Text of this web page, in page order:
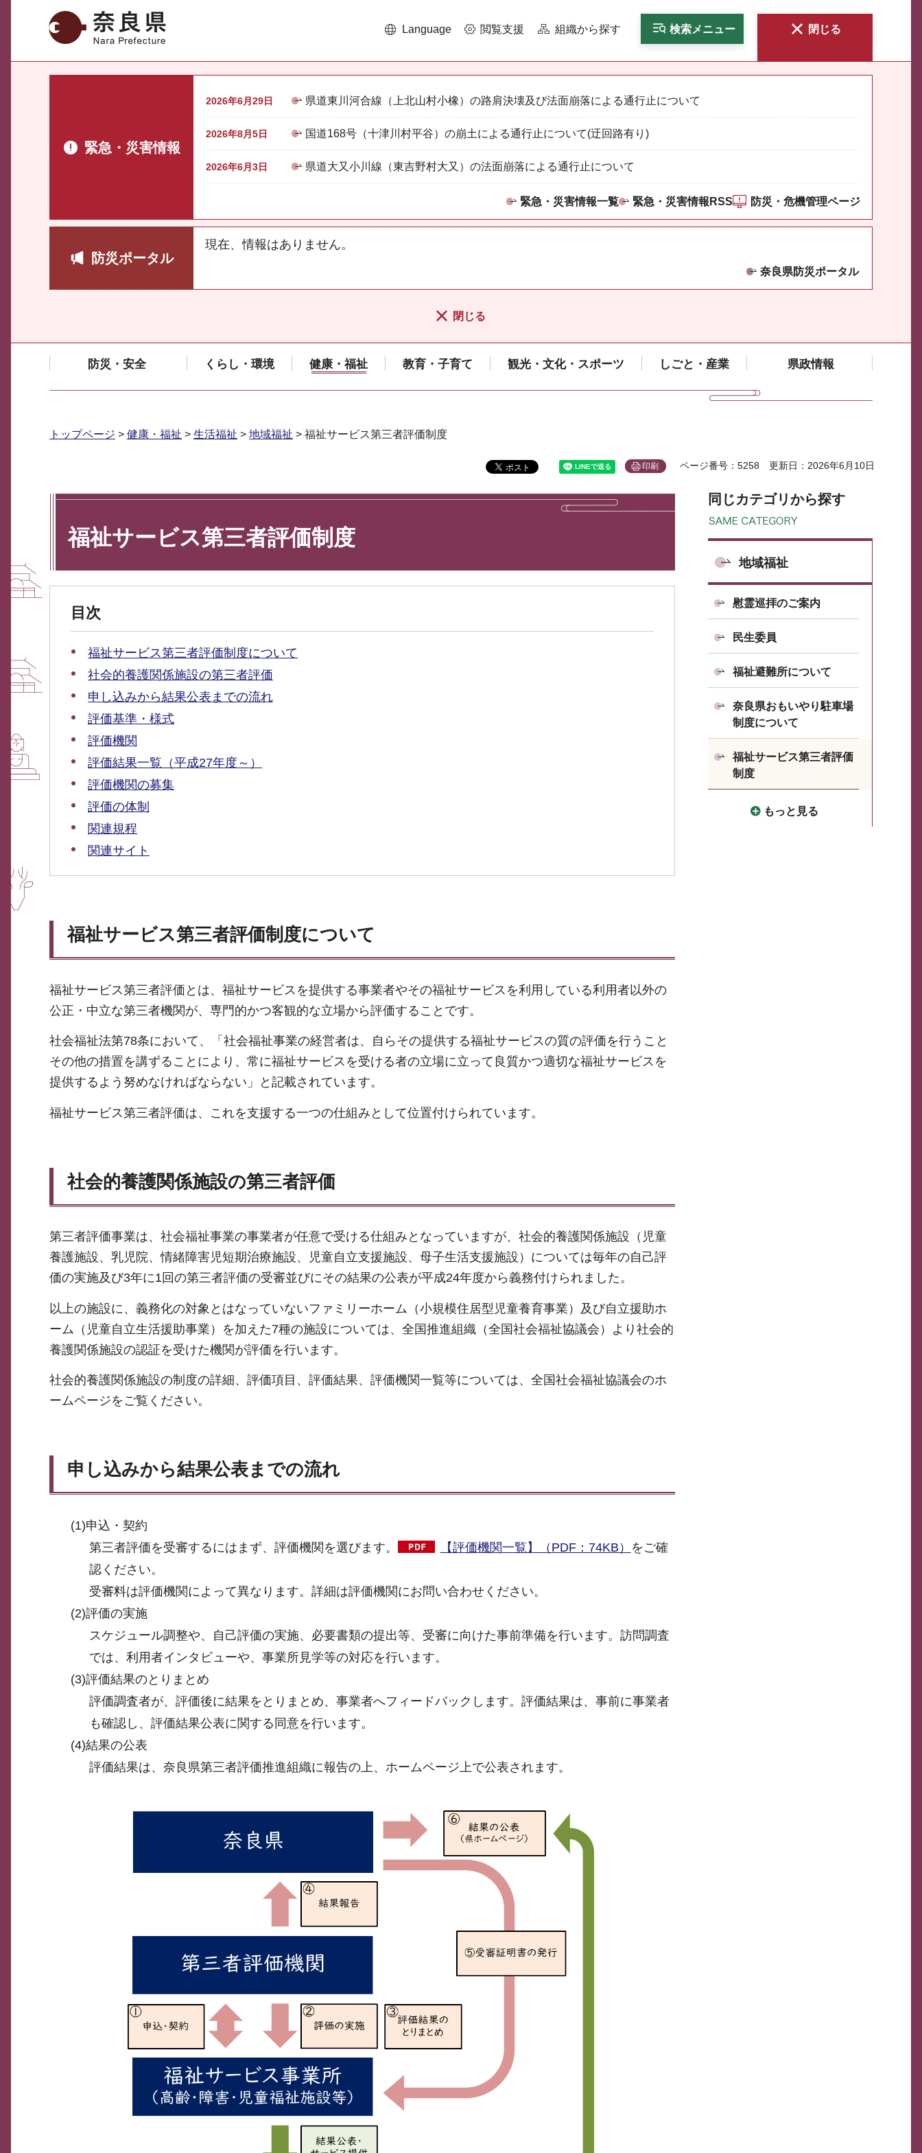
奈良県 Language 閲覧支援 組織から探す 検索メニュー 閉じる
緊急・災害情報
2026年6月29日 県道東川河合線（上北山村小橡）の路肩決壊及び法面崩落による通行止について
2026年8月5日 国道168号（十津川村平谷）の崩土による通行止について(迂回路有り)
2026年6月3日 県道大又小川線（東吉野村大又）の法面崩落による通行止について
緊急・災害情報一覧 緊急・災害情報RSS 防災・危機管理ページ
防災ポータル
現在、情報はありません。
奈良県防災ポータル
閉じる
防災・安全 くらし・環境 健康・福祉 教育・子育て 観光・文化・スポーツ しごと・産業 県政情報
トップページ > 健康・福祉 > 生活福祉 > 地域福祉 > 福祉サービス第三者評価制度
印刷 ページ番号：5258 更新日：2026年6月10日
福祉サービス第三者評価制度
目次
福祉サービス第三者評価制度について
社会的養護関係施設の第三者評価
申し込みから結果公表までの流れ
評価基準・様式
評価機関
評価結果一覧（平成27年度～）
評価機関の募集
評価の体制
関連規程
関連サイト
福祉サービス第三者評価制度について
福祉サービス第三者評価とは、福祉サービスを提供する事業者やその福祉サービスを利用している利用者以外の
公正・中立な第三者機関が、専門的かつ客観的な立場から評価することです。
社会福祉法第78条において、「社会福祉事業の経営者は、自らその提供する福祉サービスの質の評価を行うこと
その他の措置を講ずることにより、常に福祉サービスを受ける者の立場に立って良質かつ適切な福祉サービスを
提供するよう努めなければならない」と記載されています。
福祉サービス第三者評価は、これを支援する一つの仕組みとして位置付けられています。
社会的養護関係施設の第三者評価
第三者評価事業は、社会福祉事業の事業者が任意で受ける仕組みとなっていますが、社会的養護関係施設（児童
養護施設、乳児院、情緒障害児短期治療施設、児童自立支援施設、母子生活支援施設）については毎年の自己評
価の実施及び3年に1回の第三者評価の受審並びにその結果の公表が平成24年度から義務付けられました。
以上の施設に、義務化の対象とはなっていないファミリーホーム（小規模住居型児童養育事業）及び自立援助ホ
ーム（児童自立生活援助事業）を加えた7種の施設については、全国推進組織（全国社会福祉協議会）より社会的
養護関係施設の認証を受けた機関が評価を行います。
社会的養護関係施設の制度の詳細、評価項目、評価結果、評価機関一覧等については、全国社会福祉協議会のホ
ームページをご覧ください。
申し込みから結果公表までの流れ
(1)申込・契約
第三者評価を受審するにはまず、評価機関を選びます。
【評価機関一覧】（PDF：74KB）
をご確
認ください。
受審料は評価機関によって異なります。詳細は評価機関にお問い合わせください。
(2)評価の実施
スケジュール調整や、自己評価の実施、必要書類の提出等、受審に向けた事前準備を行います。訪問調査
では、利用者インタビューや、事業所見学等の対応を行います。
(3)評価結果のとりまとめ
評価調査者が、評価後に結果をとりまとめ、事業者へフィードバックします。評価結果は、事前に事業者
も確認し、評価結果公表に関する同意を行います。
(4)結果の公表
評価結果は、奈良県第三者評価推進組織に報告の上、ホームページ上で公表されます。
同じカテゴリから探す
地域福祉
慰霊巡拝のご案内
民生委員
福祉避難所について
奈良県おもいやり駐車場
制度について
福祉サービス第三者評価
制度
もっと見る